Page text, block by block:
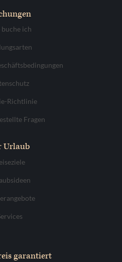
ich
Richtlinie
Fragen
Urlaub
garantiert